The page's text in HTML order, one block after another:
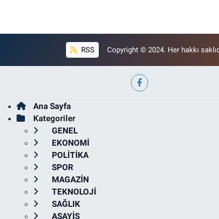
RSS Copyright © 2024. Her hakkı
Ana Sayfa
Kategoriler
GENEL
EKONOMİ
POLİTİKA
SPOR
MAGAZİN
TEKNOLOJİ
SAĞLIK
ASAYİŞ